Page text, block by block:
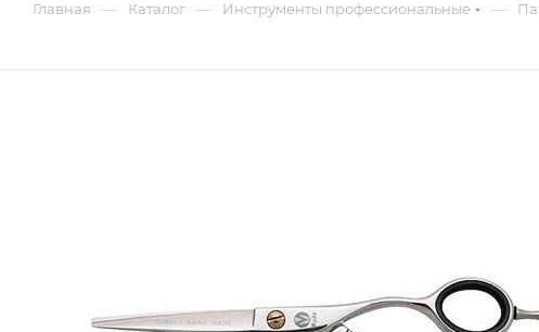
Главная — Каталог — Инструменты профессиональные —